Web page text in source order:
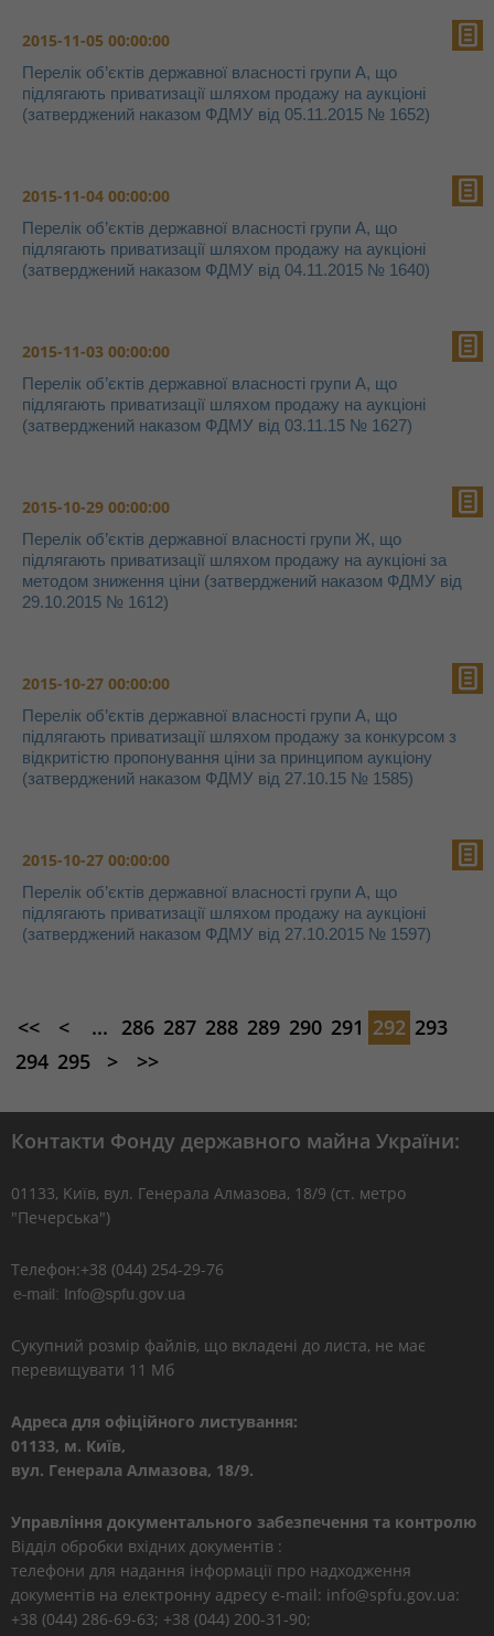
2015-11-05 00:00:00
Перелік об’єктів державної власності групи А, що
підлягають приватизації шляхом продажу на аукціоні
(затверджений наказом ФДМУ від 05.11.2015 № 1652)
2015-11-04 00:00:00
Перелік об’єктів державної власності групи А, що
підлягають приватизації шляхом продажу на аукціоні
(затверджений наказом ФДМУ від 04.11.2015 № 1640)
2015-11-03 00:00:00
Перелік об’єктів державної власності групи А, що
підлягають приватизації шляхом продажу на аукціоні
(затверджений наказом ФДМУ від 03.11.15 № 1627)
2015-10-29 00:00:00
Перелік об’єктів державної власності групи Ж, що
підлягають приватизації шляхом продажу на аукціоні за
методом зниження ціни (затверджений наказом ФДМУ від
29.10.2015 № 1612)
2015-10-27 00:00:00
Перелік об’єктів державної власності групи А, що
підлягають приватизації шляхом продажу за конкурсом з
відкритістю пропонування ціни за принципом аукціону
(затверджений наказом ФДМУ від 27.10.15 № 1585)
2015-10-27 00:00:00
Перелік об’єктів державної власності групи А, що
підлягають приватизації шляхом продажу на аукціоні
(затверджений наказом ФДМУ від 27.10.2015 № 1597)
<< < ... 286 287 288 289 290 291 292 293
294 295 > >>
Контакти Фонду державного майна України:
01133, Kиїв, вул. Генерала Алмазова, 18/9 (ст. метро
"Печерська")
Телефон:+38 (044) 254-29-76
Сукупний розмір файлів, що вкладені до листа, не має
перевищувати 11 Мб
Адреса для офіційного листування:
01133, м. Київ,
вул. Генерала Алмазова, 18/9.
Управління документального забезпечення та контролю
Відділ обробки вхідних документів :
телефони для надання інформації про надходження
документів на електронну адресу e-mail: info@spfu.gov.ua:
+38 (044) 286-69-63; +38 (044) 200-31-90;